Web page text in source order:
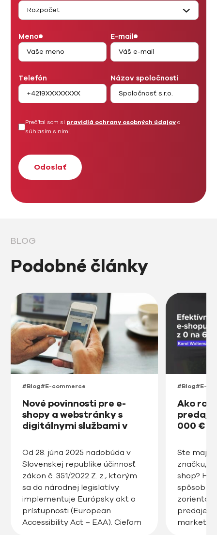
Meno E-mail
Telefón Názov spoločnosti
Prečítal som si pravidlá ochrany osobných údajova
súhlasím s nimi.
BLOG
Podobné články
#Blog#E-commerce
Nové povinnosti pre e-
shopy a webstránky s
digitálnymi službami v
od roku 2025
Od 28. júna 2025 nadobúda v
Slovenskej republike účinnosť
zákon č. 351/2022 Z. z., ktorým
sa do národnej legislatívy
implementuje Európsky akt o
prístupnosti (European
Accessibility Act – EAA). Cieľom
#Blog#E-
Ako
000 € v
Ste
značku,
shop?
spôsob
predaje,